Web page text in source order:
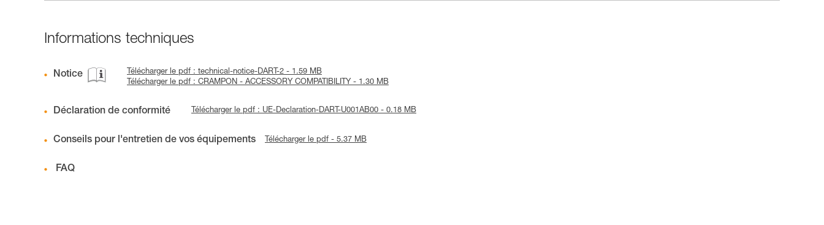
Informations techniques
Notice
Télécharger le pdf : technical-notice-DART-2 - 1.59 MB
Télécharger le pdf : CRAMPON - ACCESSORY COMPATIBILITY - 1.30 MB
Déclaration de conformité Télécharger le pdf : UE-Declaration-DART-U001AB00 - 0.18 MB
Conseils pour l'entretien de vos équipements Télécharger le pdf - 5.37 MB
FAQ